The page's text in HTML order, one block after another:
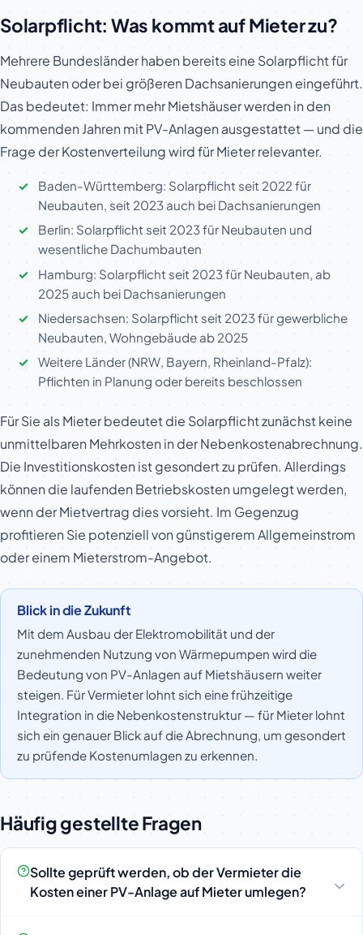
Solarpflicht: Was kommt auf Mieter zu?
Mehrere Bundesländer haben bereits eine Solarpflicht für
Neubauten oder bei größeren Dachsanierungen eingeführt.
Das bedeutet: Immer mehr Mietshäuser werden in den
kommenden Jahren mit PV-Anlagen ausgestattet — und die
Frage der Kostenverteilung wird für Mieter relevanter.
Baden-Württemberg: Solarpflicht seit 2022 für
Neubauten, seit 2023 auch bei Dachsanierungen
Berlin: Solarpflicht seit 2023 für Neubauten und
wesentliche Dachumbauten
Hamburg: Solarpflicht seit 2023 für Neubauten, ab
2025 auch bei Dachsanierungen
Niedersachsen: Solarpflicht seit 2023 für gewerbliche
Neubauten, Wohngebäude ab 2025
Weitere Länder (NRW, Bayern, Rheinland-Pfalz):
Pflichten in Planung oder bereits beschlossen
Für Sie als Mieter bedeutet die Solarpflicht zunächst keine
unmittelbaren Mehrkosten in der Nebenkostenabrechnung.
Die Investitionskosten ist gesondert zu prüfen. Allerdings
können die laufenden Betriebskosten umgelegt werden,
wenn der Mietvertrag dies vorsieht. Im Gegenzug
profitieren Sie potenziell von günstigerem Allgemeinstrom
oder einem Mieterstrom-Angebot.
Blick in die Zukunft
Mit dem Ausbau der Elektromobilität und der
zunehmenden Nutzung von Wärmepumpen wird die
Bedeutung von PV-Anlagen auf Mietshäusern weiter
steigen. Für Vermieter lohnt sich eine frühzeitige
Integration in die Nebenkostenstruktur — für Mieter lohnt
sich ein genauer Blick auf die Abrechnung, um gesondert
zu prüfende Kostenumlagen zu erkennen.
Häufig gestellte Fragen
Sollte geprüft werden, ob der Vermieter die
Kosten einer PV-Anlage auf Mieter umlegen?